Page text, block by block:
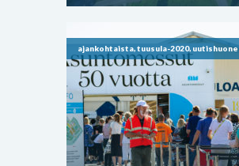
ajankohtaista, tuusula-2020, uutishuone